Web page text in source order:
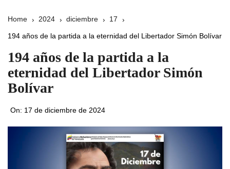
Home 2024 diciembre 17
194 años de la partida a la eternidad del Libertador Simón Bolívar
194 años de la partida a la
eternidad del Libertador Simón
Bolívar
On: 17 de diciembre de 2024